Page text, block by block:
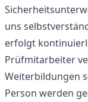
uns
erfolgt
Prüfmitarbeiter
Weiterbildungen
Person werden